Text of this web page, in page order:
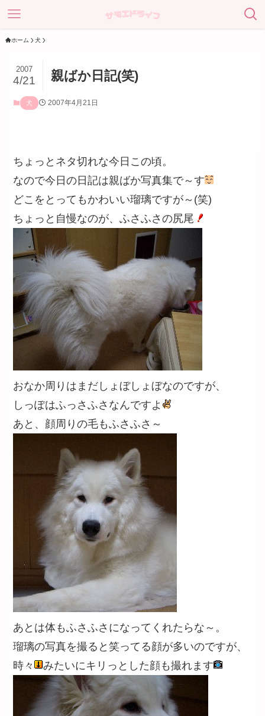
ホーム 犬
親ばか日記(笑)
2007
4/21
犬 2007年4月21日
ちょっとネタ切れな今日この頃。
なので今日の日記は親ばか写真集で～す
どこをとってもかわいい瑠璃ですが～(笑)
ちょっと自慢なのが、ふさふさの尻尾
おなか周りはまだしょぼしょぼなのですが、
しっぽはふっさふさなんですよ
あと、顔周りの毛もふさふさ～
あとは体もふさふさになってくれたらな～。
瑠璃の写真を撮ると笑ってる顔が多いのですが、
時々
みたいにキリっとした顔も撮れます